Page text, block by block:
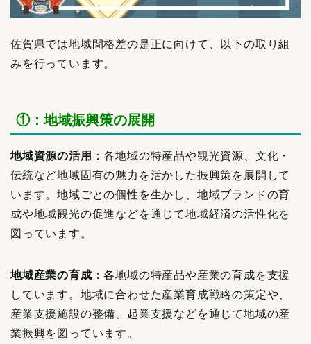
佐賀県では地域間格差の是正に向けて、以下の取り組
みを行っています。
①：地域振興策の展開
地域資源の活用
：各地域の特産品や観光資源、文化・
伝統など地域固有の魅力を活かした振興策を展開して
います。地域ごとの個性を生かし、地域ブランドの育
成や地域観光の促進などを通じて地域経済の活性化を
図っています。
地域産業の育成 ：各地域の特産品や産業の育成を支援
しています。地域に合わせた産業育成戦略の策定や、
産業支援施設の整備、起業支援などを通じて地域の産
業振興を図っています。